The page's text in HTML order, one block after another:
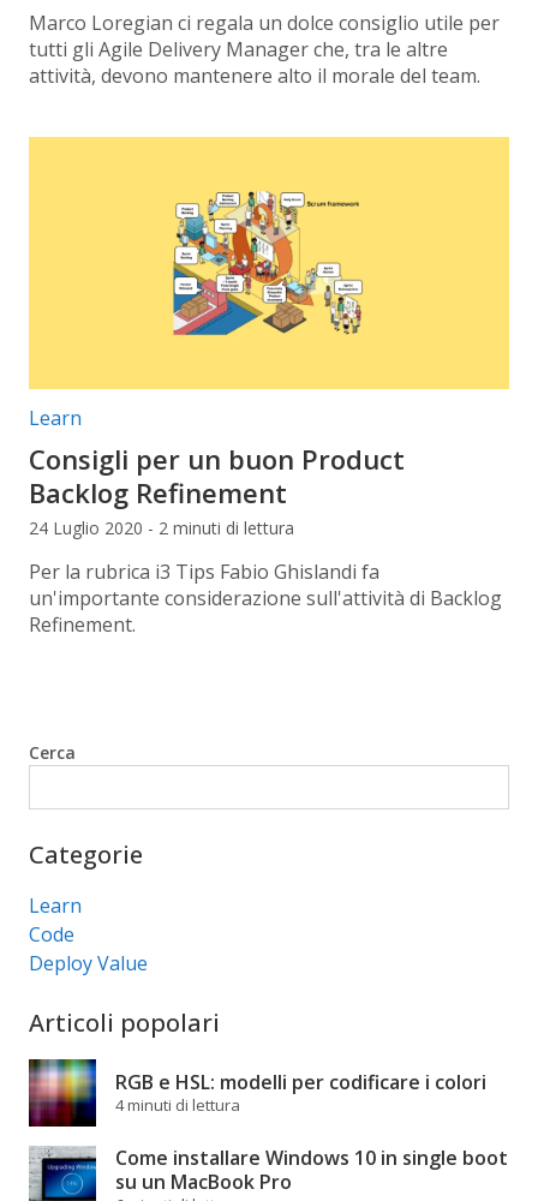
Marco Loregian ci regala un dolce consiglio utile per
tutti gli Agile Delivery Manager che, tra le altre
attività, devono mantenere alto il morale del team.
Categorie articolo:
Learn
Consigli per un buon Product
Backlog Refinement
24 Luglio 2020 - 2 minuti di lettura
Per la rubrica i3 Tips Fabio Ghislandi fa
un'importante considerazione sull'attività di Backlog
Refinement.
Cerca
Categorie
Learn
Code
Deploy Value
Articoli popolari
RGB e HSL: modelli per codificare i colori
4 minuti di lettura
Come installare Windows 10 in single boot
su un MacBook Pro